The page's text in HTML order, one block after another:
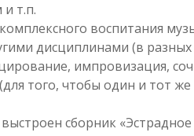
т.п.
воспитания
дисциплинами (в
импровизация,
того, чтобы один и тот
сборник